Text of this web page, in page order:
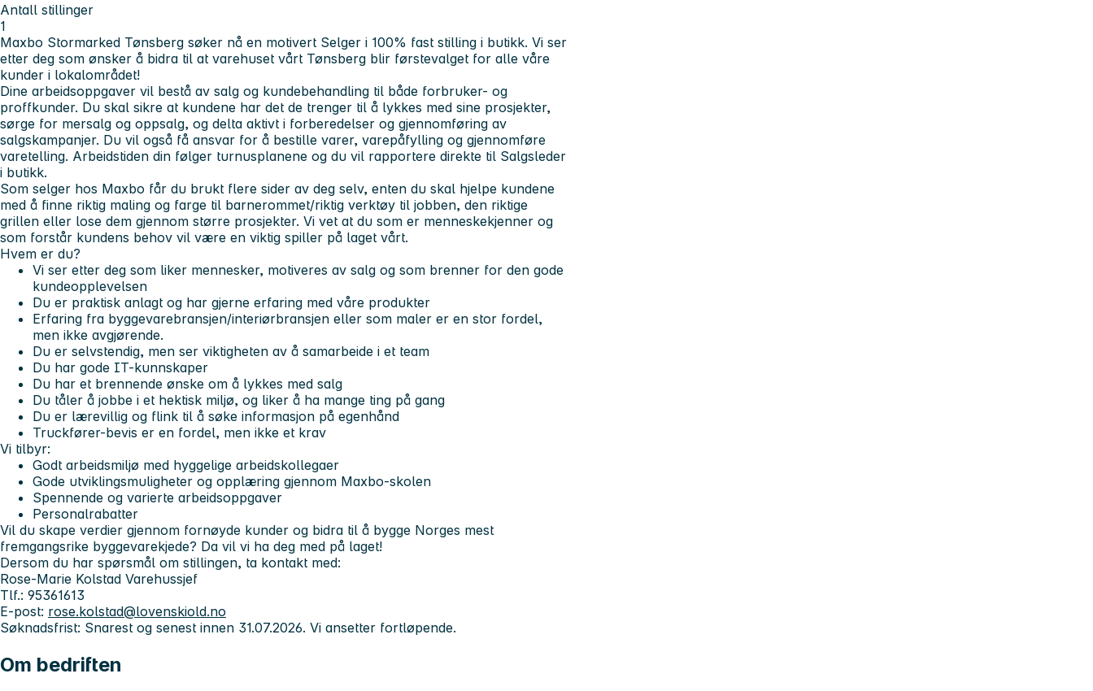
Antall stillinger
1
Maxbo Stormarked Tønsberg søker nå en motivert Selger i 100% fast stilling i butikk. Vi ser
etter deg som ønsker å bidra til at varehuset vårt Tønsberg blir førstevalget for alle våre
kunder i lokalområdet!
Dine arbeidsoppgaver vil bestå av salg og kundebehandling til både forbruker- og
proffkunder. Du skal sikre at kundene har det de trenger til å lykkes med sine prosjekter,
sørge for mersalg og oppsalg, og delta aktivt i forberedelser og gjennomføring av
salgskampanjer. Du vil også få ansvar for å bestille varer, varepåfylling og gjennomføre
varetelling. Arbeidstiden din følger turnusplanene og du vil rapportere direkte til Salgsleder
i butikk.
Som selger hos Maxbo får du brukt flere sider av deg selv, enten du skal hjelpe kundene
med å finne riktig maling og farge til barnerommet/riktig verktøy til jobben, den riktige
grillen eller lose dem gjennom større prosjekter. Vi vet at du som er menneskekjenner og
som forstår kundens behov vil være en viktig spiller på laget vårt.
Hvem er du?
Vi ser etter deg som liker mennesker, motiveres av salg og som brenner for den gode
kundeopplevelsen
Du er praktisk anlagt og har gjerne erfaring med våre produkter
Erfaring fra byggevarebransjen/interiørbransjen eller som maler er en stor fordel,
men ikke avgjørende.
Du er selvstendig, men ser viktigheten av å samarbeide i et team
Du har gode IT-kunnskaper
Du har et brennende ønske om å lykkes med salg
Du tåler å jobbe i et hektisk miljø, og liker å ha mange ting på gang
Du er lærevillig og flink til å søke informasjon på egenhånd
Truckfører-bevis er en fordel, men ikke et krav
Vi tilbyr:
Godt arbeidsmiljø med hyggelige arbeidskollegaer
Gode utviklingsmuligheter og opplæring gjennom Maxbo-skolen
Spennende og varierte arbeidsoppgaver
Personalrabatter
Vil du skape verdier gjennom fornøyde kunder og bidra til å bygge Norges mest
fremgangsrike byggevarekjede? Da vil vi ha deg med på laget!
Dersom du har spørsmål om stillingen, ta kontakt med:
Rose-Marie Kolstad Varehussjef
Tlf.: 95361613
E-post: rose.kolstad@lovenskiold.no
Søknadsfrist: Snarest og senest innen 31.07.2026. Vi ansetter fortløpende.
Om bedriften